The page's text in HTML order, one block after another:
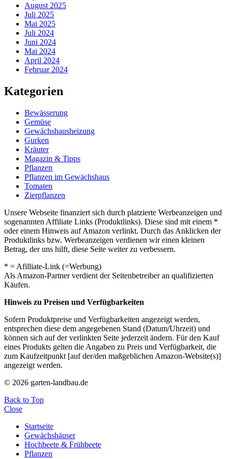
August 2025
Juli 2025
Mai 2025
Juli 2024
Juni 2024
Mai 2024
April 2024
Februar 2024
Kategorien
Bewässerung
Gemüse
Gewächshausheizung
Gurken
Kräuter
Magazin & Tipps
Pflanzen
Pflanzen im Gewächshaus
Tomaten
Zierpflanzen
Unsere Webseite finanziert sich durch platzierte Werbeanzeigen und
sogenannten Affiliate Links (Produktlinks). Diese sind mit einem *
oder einem Hinweis auf Amazon verlinkt. Durch das Anklicken der
Produktlinks bzw. Werbeanzeigen verdienen wir einen kleinen
Betrag, der uns hilft, diese Seite weiter zu verbessern.
* = Afilliate-Link (=Werbung)
Als Amazon-Partner verdient der Seitenbetreiber an qualifizierten
Käufen.
Hinweis zu Preisen und Verfügbarkeiten
Sofern Produktpreise und Verfügbarkeiten angezeigt werden,
entsprechen diese dem angegebenen Stand (Datum/Uhrzeit) und
können sich auf der verlinkten Seite jederzeit ändern. Für den Kauf
eines Produkts gelten die Angaben zu Preis und Verfügbarkeit, die
zum Kaufzeitpunkt [auf der/den maßgeblichen Amazon-Website(s)]
angezeigt werden.
© 2026 garten-landbau.de
Back to Top
Close
Startseite
Gewächshäuser
Hochbeete & Frühbeete
Pflanzen